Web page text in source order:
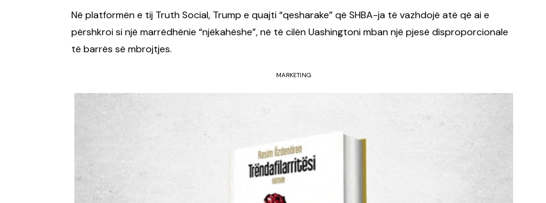
Në platformën e tij Truth Social, Trump e quajti “qesharake” që SHBA-ja të vazhdojë atë që ai e
përshkroi si një marrëdhënie “njëkahëshe”, në të cilën Uashingtoni mban një pjesë disproporcionale
të barrës së mbrojtjes.
MARKETING